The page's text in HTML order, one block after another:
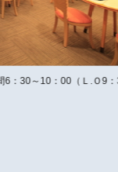
：00（Ｌ.Ｏ9：30）